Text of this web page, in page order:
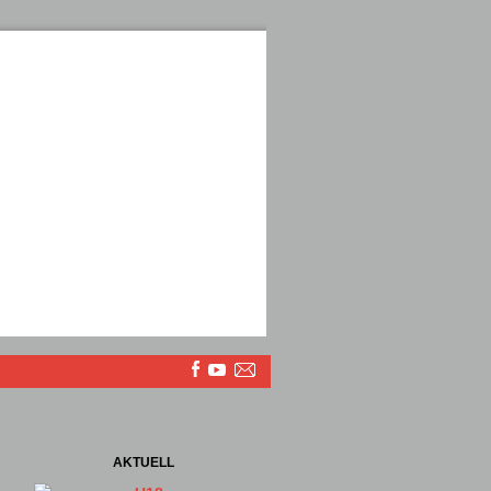
AKTUELL